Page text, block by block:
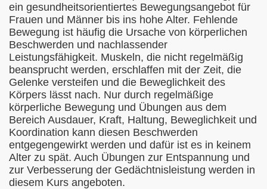
ein gesundheitsorientiertes Bewegungsangebot für
Frauen und Männer bis ins hohe Alter. Fehlende
Bewegung ist häufig die Ursache von körperlichen
Beschwerden und nachlassender
Leistungsfähigkeit. Muskeln, die nicht regelmäßig
beansprucht werden, erschlaffen mit der Zeit, die
Gelenke versteifen und die Beweglichkeit des
Körpers lässt nach. Nur durch regelmäßige
körperliche Bewegung und Übungen aus dem
Bereich Ausdauer, Kraft, Haltung, Beweglichkeit und
Koordination kann diesen Beschwerden
entgegengewirkt werden und dafür ist es in keinem
Alter zu spät. Auch Übungen zur Entspannung und
zur Verbesserung der Gedächtnisleistung werden in
diesem Kurs angeboten.